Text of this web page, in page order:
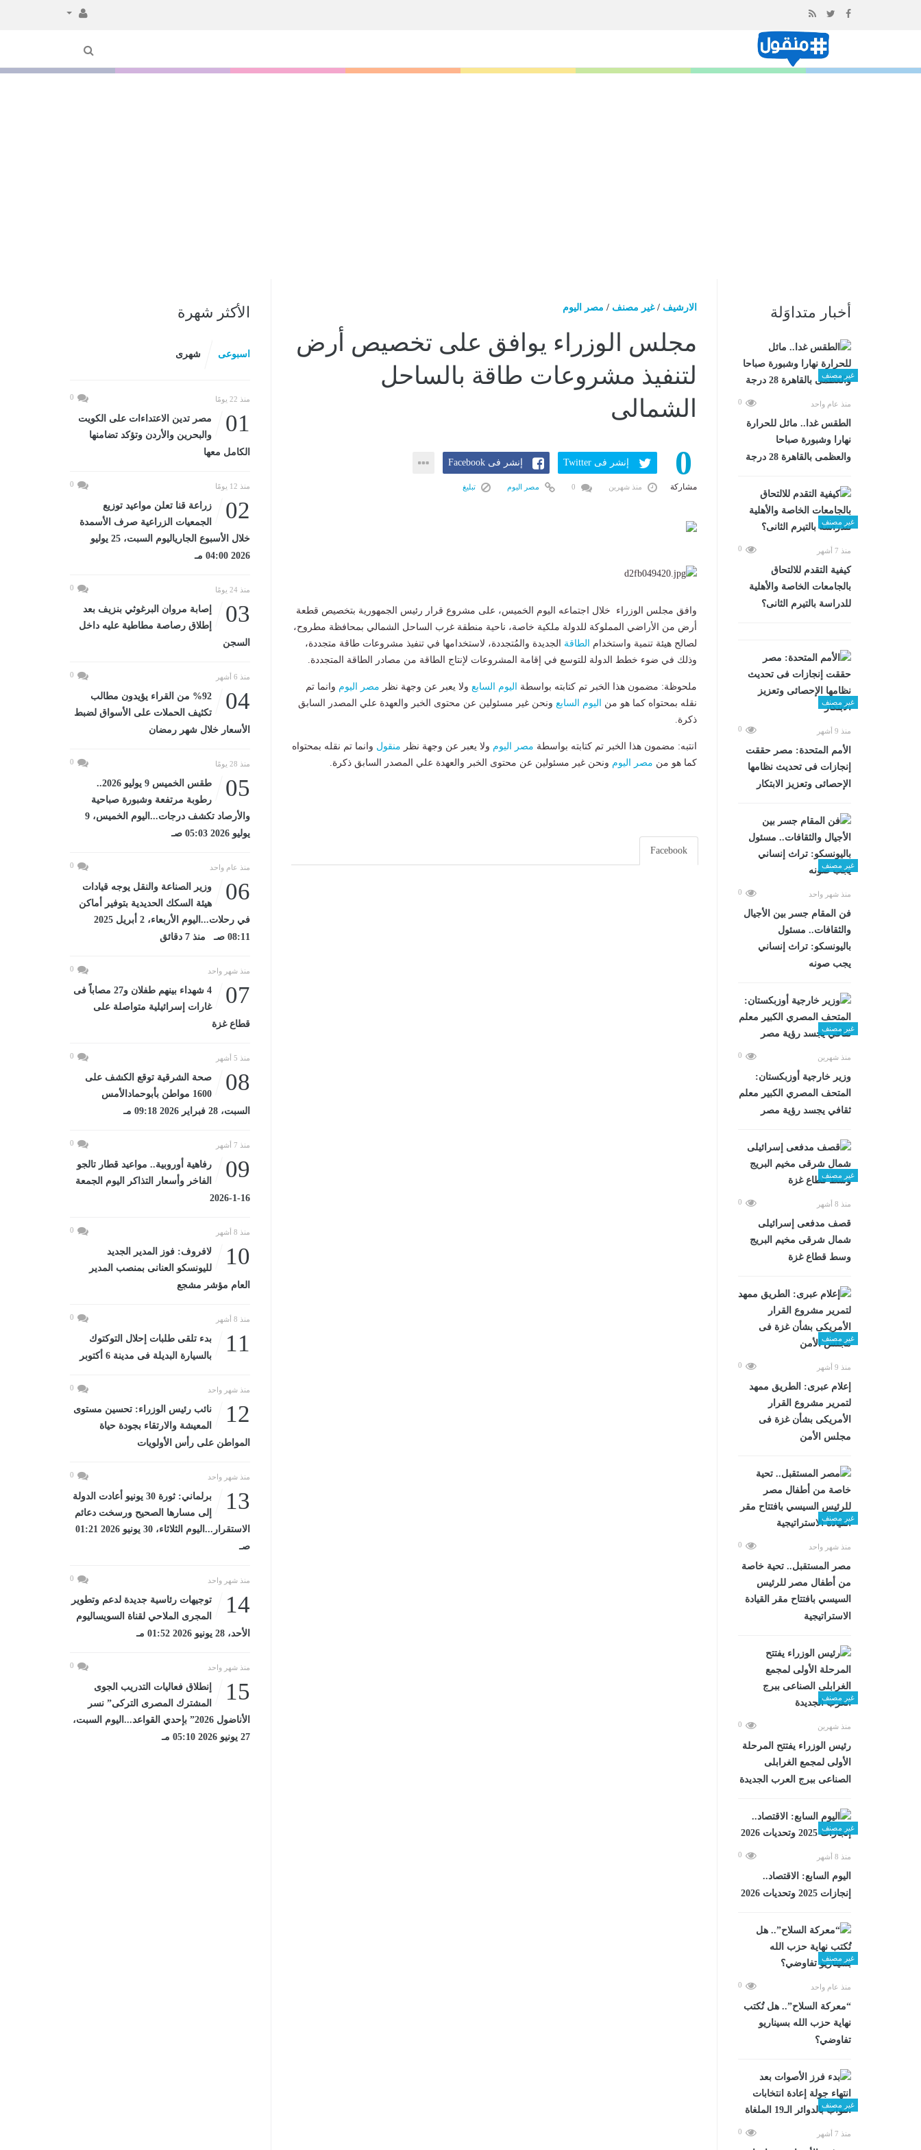
المحتوى
أخبار متداوَلة
غير مصنف
منذ عام واحد 0
الطقس غدا.. مائل للحرارة
نهارا وشبورة صباحا
والعظمى بالقاهرة 28 درجة
غير مصنف
منذ 7 أشهر 0
كيفية التقدم للالتحاق
بالجامعات الخاصة والأهلية
للدراسة بالتيرم الثانى؟
غير مصنف
منذ 9 أشهر 0
الأمم المتحدة: مصر حققت
إنجازات فى تحديث نظامها
الإحصائى وتعزيز الابتكار
غير مصنف
منذ شهر واحد 0
فن المقام جسر بين الأجيال
والثقافات.. مسئول
باليونسكو: تراث إنساني
يجب صونه
غير مصنف
منذ شهرين 0
وزير خارجية أوزبكستان:
المتحف المصري الكبير معلم
ثقافي يجسد رؤية مصر
غير مصنف
منذ 8 أشهر 0
قصف مدفعى إسرائيلى
شمال شرقى مخيم البريج
وسط قطاع غزة
غير مصنف
منذ 9 أشهر 0
إعلام عبرى: الطريق ممهد
لتمرير مشروع القرار
الأمريكى بشأن غزة فى
مجلس الأمن
غير مصنف
منذ شهر واحد 0
مصر المستقبل.. تحية خاصة
من أطفال مصر للرئيس
السيسي بافتتاح مقر القيادة
الاستراتيجية
غير مصنف
منذ شهرين 0
رئيس الوزراء يفتتح المرحلة
الأولى لمجمع الغرابلى
الصناعى ببرج العرب الجديدة
غير مصنف
منذ 8 أشهر 0
اليوم السابع: الاقتصاد..
إنجازات 2025 وتحديات 2026
غير مصنف
منذ عام واحد 0
“معركة السلاح”.. هل تُكتب
نهاية حزب الله بسيناريو
تفاوضي؟
غير مصنف
منذ 7 أشهر 0
الارشيف /غير مصنف / مصر اليوم
مجلس الوزراء يوافق على تخصيص أرض
لتنفيذ مشروعات طاقة بالساحل
الشمالى
0
مشاركة
إنشر فى Twitter إنشر فى Facebook
منذ شهرين مصر اليوم تبليغ
وافق مجلس الوزراء خلال اجتماعه اليوم الخميس، على مشروع قرار رئيس الجمهورية بتخصيص قطعة
أرض من الأراضي المملوكة للدولة ملكية خاصة، ناحية منطقة غرب الساحل الشمالي بمحافظة مطروح،
لصالح هيئة تنمية واستخدام
الطاقة الجديدة والمُتجددة، لاستخدامها في تنفيذ مشروعات طاقة متجددة،
وذلك في ضوء خطط الدولة للتوسع في إقامة المشروعات لإنتاج الطاقة من مصادر الطاقة المتجددة.
ملحوظة: مضمون هذا الخبر تم كتابته بواسطة اليوم السابع ولا يعبر عن وجهة نظر مصر اليوم وانما تم
نقله بمحتواه كما هو من
اليوم السابع ونحن غير مسئولين عن محتوى الخبر والعهدة علي المصدر السابق
ذكرة.
انتبه: مضمون هذا الخبر تم كتابته بواسطة مصر اليوم ولا يعبر عن وجهة نظر منقول وانما تم نقله بمحتواه
كما هو من مصر اليوم ونحن غير مسئولين عن محتوى الخبر والعهدة علي المصدر السابق ذكرة.
Facebook
الأكثر شهرة
اسبوعى شهرى
منذ 22 يومًا 0
01
مصر تدين الاعتداءات على الكويت
والبحرين والأردن وتؤكد تضامنها
الكامل معها
منذ 12 يومًا 0
02
زراعة قنا تعلن مواعيد توزيع
الجمعيات الزراعية صرف الأسمدة
خلال الأسبوع الجارياليوم السبت، 25 يوليو
2026 04:00 مـ
منذ 24 يومًا 0
03
إصابة مروان البرغوثي بنزيف بعد
إطلاق رصاصة مطاطية عليه داخل
السجن
منذ 6 أشهر 0
04
%92 من القراء يؤيدون مطالب
تكثيف الحملات على الأسواق لضبط
الأسعار خلال شهر رمضان
منذ 28 يومًا 0
05
طقس الخميس 9 يوليو 2026..
رطوبة مرتفعة وشبورة صباحية
والأرصاد تكشف درجات...اليوم الخميس، 9
يوليو 2026 05:03 صـ
منذ عام واحد 0
06
وزير الصناعة والنقل يوجه قيادات
هيئة السكك الحديدية بتوفير أماكن
في رحلات...اليوم الأربعاء، 2 أبريل 2025
08:11 صـ منذ 7 دقائق
منذ شهر واحد 0
07
4 شهداء بينهم طفلان و27 مصاباً فى
غارات إسرائيلية متواصلة على
قطاع غزة
منذ 5 أشهر 0
08
صحة الشرقية توقع الكشف على
1600 مواطن بأبوحمادالأمس
السبت، 28 فبراير 2026 09:18 مـ
منذ 7 أشهر 0
09
رفاهية أوروبية.. مواعيد قطار تالجو
الفاخر وأسعار التذاكر اليوم الجمعة
16-1-2026
منذ 8 أشهر 0
10
لافروف: فوز المدير الجديد
لليونسكو العنانى بمنصب المدير
العام مؤشر مشجع
منذ 8 أشهر 0
11
بدء تلقى طلبات إحلال التوكتوك
بالسيارة البديلة فى مدينة 6 أكتوبر
منذ شهر واحد 0
12
نائب رئيس الوزراء: تحسين مستوى
المعيشة والارتقاء بجودة حياة
المواطن على رأس الأولويات
منذ شهر واحد 0
13
برلماني: ثورة 30 يونيو أعادت الدولة
إلى مسارها الصحيح ورسخت دعائم
الاستقرار...اليوم الثلاثاء، 30 يونيو 2026 01:21
صـ
منذ شهر واحد 0
14
توجيهات رئاسية جديدة لدعم وتطوير
المجرى الملاحي لقناة السويساليوم
الأحد، 28 يونيو 2026 01:52 مـ
منذ شهر واحد 0
15
إنطلاق فعاليات التدريب الجوى
المشترك المصرى التركى” نسر
الأناضول 2026” بإحدي القواعد...اليوم السبت،
27 يونيو 2026 05:10 مـ